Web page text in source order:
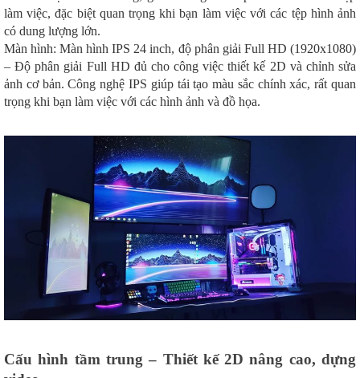
làm việc, đặc biệt quan trọng khi bạn làm việc với các tệp hình ảnh
có dung lượng lớn.
Màn hình: Màn hình IPS 24 inch, độ phân giải Full HD (1920x1080)
– Độ phân giải Full HD đủ cho công việc thiết kế 2D và chỉnh sửa
ảnh cơ bản. Công nghệ IPS giúp tái tạo màu sắc chính xác, rất quan
trọng khi bạn làm việc với các hình ảnh và đồ họa.
Cấu hình tầm trung – Thiết kế 2D nâng cao, dựng